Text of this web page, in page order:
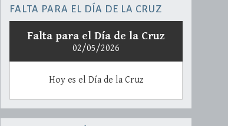
FALTA PARA EL DÍA DE LA CRUZ
Falta para el Día de la Cruz
02/05/2026
Hoy es el Día de la Cruz